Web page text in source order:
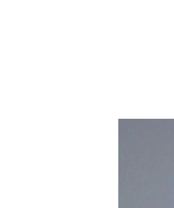
Hit enter